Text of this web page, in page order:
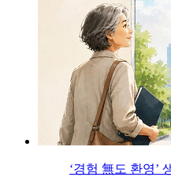
‘경험 無도 환영’